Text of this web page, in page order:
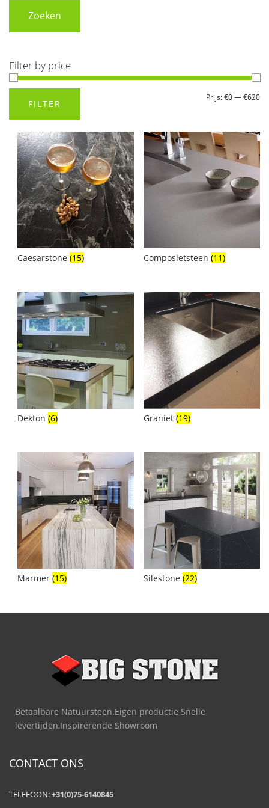
Zoeken
Filter by price
FILTER
Prijs:€0—€620
Caesarstone (15) Composietsteen(11)
Dekton (6) Graniet(19)
Marmer (15) Silestone(22)
Betaalbare Natuursteen.Eigen productie Snelle
levertijden,Inspirerende Showroom
CONTACT ONS
TELEFOON:+31(0)75-6140845